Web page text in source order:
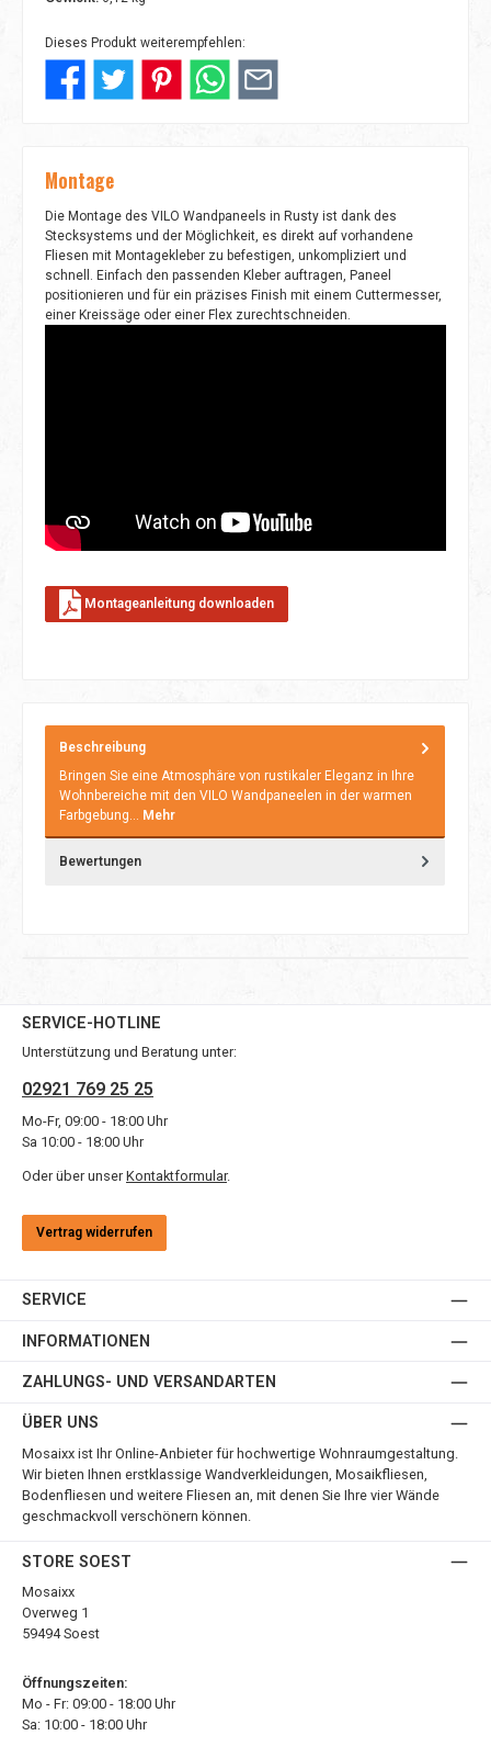
Dieses Produkt weiterempfehlen:
Montage
Die Montage des VILO Wandpaneels in Rusty ist dank des
Stecksystems und der Möglichkeit, es direkt auf vorhandene
Fliesen mit Montagekleber zu befestigen, unkompliziert und
schnell. Einfach den passenden Kleber auftragen, Paneel
positionieren und für ein präzises Finish mit einem Cuttermesser,
einer Kreissäge oder einer Flex zurechtschneiden.
Montageanleitung downloaden
Beschreibung
Bringen Sie eine Atmosphäre von rustikaler Eleganz in Ihre
Wohnbereiche mit den VILO Wandpaneelen in der warmen
Farbgebung… Mehr
Bewertungen
SERVICE-HOTLINE
Unterstützung und Beratung unter:
02921 769 25 25
Mo-Fr, 09:00 - 18:00 Uhr
Sa 10:00 - 18:00 Uhr
Oder über unser Kontaktformular.
Vertrag widerrufen
SERVICE
INFORMATIONEN
ZAHLUNGS- UND VERSANDARTEN
ÜBER UNS
Mosaixx ist Ihr Online-Anbieter für hochwertige Wohnraumgestaltung.
Wir bieten Ihnen erstklassige Wandverkleidungen, Mosaikfliesen,
Bodenfliesen und weitere Fliesen an, mit denen Sie Ihre vier Wände
geschmackvoll verschönern können.
STORE SOEST
Mosaixx
Overweg 1
59494 Soest
Öffnungszeiten:
Mo - Fr: 09:00 - 18:00 Uhr
Sa: 10:00 - 18:00 Uhr